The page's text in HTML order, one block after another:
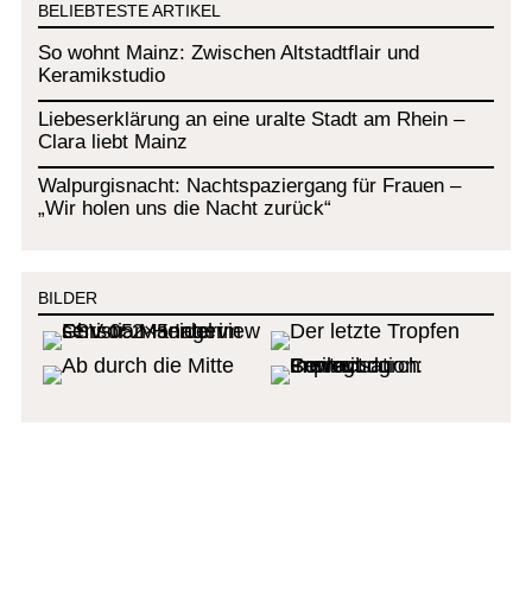
BELIEBTESTE ARTIKEL
So wohnt Mainz: Zwischen Altstadtflair und
Keramikstudio
Liebeserklärung an eine uralte Stadt am Rhein –
Clara liebt Mainz
Walpurgisnacht: Nachtspaziergang für Frauen –
„Wir holen uns die Nacht zurück“
BILDER